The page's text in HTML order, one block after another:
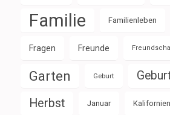
Familie Familienleben
Fragen Freunde
Garten Geburt
Herbst Januar Kalifornien